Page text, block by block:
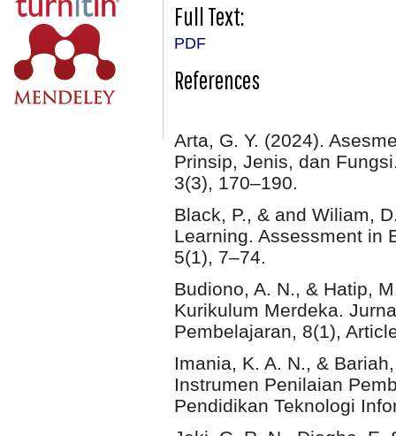
Full Text:
PDF
References
Arta, G. Y. (2024).
Prinsip, Jenis, dan
3(3), 170–190.
Black, P., & and Wiliam,
Learning. Assessment in
5(1), 7–74.
Budiono, A. N., & Hatip,
Kurikulum Merdeka.
Pembelajaran, 8(1),
Imania, K. A. N., &
Instrumen Penilaian
Pendidikan Teknologi